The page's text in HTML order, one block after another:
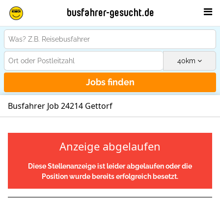
busfahrer-gesucht.de
40km
Jobs finden
Busfahrer Job 24214 Gettorf
Anzeige abgelaufen
Diese Stellenanzeige ist leider abgelaufen oder die
Position wurde bereits erfolgreich besetzt.